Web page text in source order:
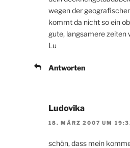
wegen der
kommt da nicht so ein
gute, langsamere zeiten
Lu
Antworten
Ludovika
18. MÄRZ 2007 UM
schön, dass mein